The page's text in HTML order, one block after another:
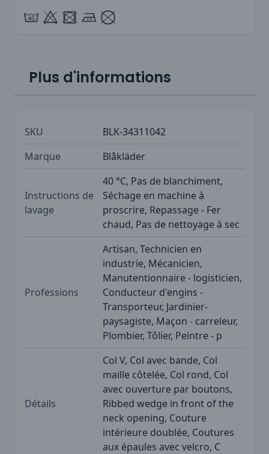
Plus d'informations
SKU
BLK-34311042
Marque
Blåkläder
Instructions de
lavage
40 °C, Pas de blanchiment,
Séchage en machine à
proscrire, Repassage - Fer
chaud, Pas de nettoyage à sec
Professions
Artisan, Technicien en
industrie, Mécanicien,
Manutentionnaire - logisticien,
Conducteur d'engins -
Transporteur, Jardinier-
paysagiste, Maçon - carreleur,
Plombier, Tôlier, Peintre - p
Détails
Col V, Col avec bande, Col
maille côtelée, Col rond, Col
avec ouverture par boutons,
Ribbed wedge in front of the
neck opening, Couture
intérieure doublée, Coutures
aux épaules avec velcro, C